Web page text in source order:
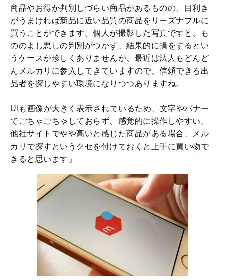
商品やお得か判別しづらい商品があるものの、目利き
がうまければ新品に近い品質の商品をリーズナブルに
買うことができます。個人が撮影した写真ですと、も
ののよし悪しの判別がつかず、結果的に損をするとい
うケースが珍しくありませんが、最近は法人もどんど
んメルカリに参入してきていますので、信頼できる出
品者を探しやすい環境になりつつありますね。
UIも画像が大きく表示されているため、文字やバナー
でごちゃごちゃしておらず、感覚的に操作しやすい。
他社サイトでやや高いと感じた商品がある場合、メル
カリで探すというクセを付けておくと上手に買い物で
きると思います」